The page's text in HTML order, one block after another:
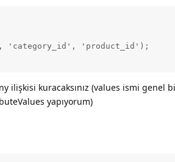
'category_id', 'product_id');
ilişkisi kuracaksınız (values ismi genel
yapıyorum)